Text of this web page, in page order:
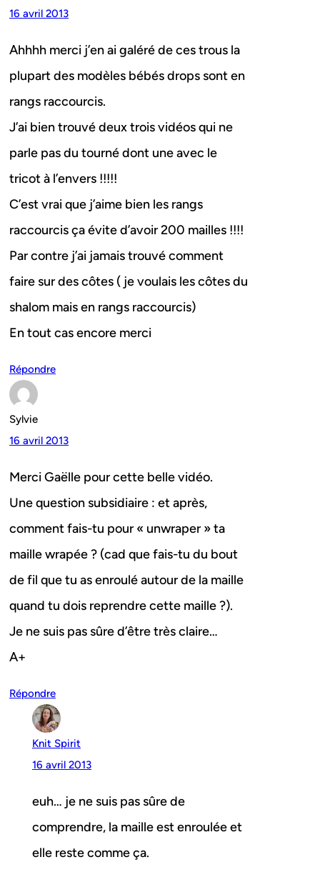
16 avril 2013
Ahhhh merci j’en ai galéré de ces trous la
plupart des modèles bébés drops sont en
rangs raccourcis.
J’ai bien trouvé deux trois vidéos qui ne
parle pas du tourné dont une avec le
tricot à l’envers !!!!!
C’est vrai que j’aime bien les rangs
raccourcis ça évite d’avoir 200 mailles !!!!
Par contre j’ai jamais trouvé comment
faire sur des côtes ( je voulais les côtes du
shalom mais en rangs raccourcis)
En tout cas encore merci
Répondre
Sylvie
16 avril 2013
Merci Gaëlle pour cette belle vidéo.
Une question subsidiaire : et après,
comment fais-tu pour « unwraper » ta
maille wrapée ? (cad que fais-tu du bout
de fil que tu as enroulé autour de la maille
quand tu dois reprendre cette maille ?).
Je ne suis pas sûre d’être très claire…
A+
Répondre
Knit Spirit
16 avril 2013
euh… je ne suis pas sûre de
comprendre, la maille est enroulée et
elle reste comme ça.